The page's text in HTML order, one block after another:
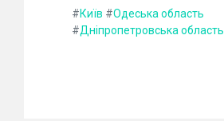
#Київ #Одеська область
#Дніпропетровська область